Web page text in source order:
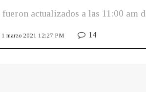
actualizados a las 11:00 am
1 marzo 2021 12:27 PM 14